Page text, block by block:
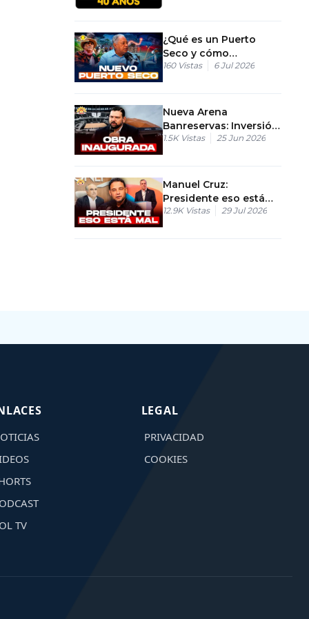
¿Qué es un Puerto
Seco y cómo
transformará el
160 Vistas 6 Jul 2026
Nueva Arena
Banreservas: Inversión
de RD$450 millones y
1.5K Vistas 25 Jun 2026
Manuel Cruz:
Presidente eso está
mal
12.9K Vistas 29 Jul 2026
TV
LEGAL
PRIVACIDAD
COOKIES